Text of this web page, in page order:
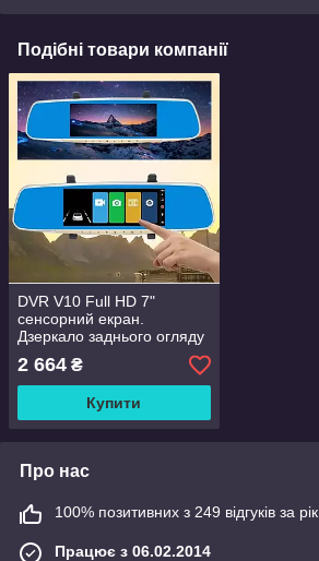
Подібні товари компанії
DVR V10 Full HD 7"
сенсорний екран.
Дзеркало заднього огляду
з відеореєстратором
2 664 ₴
Купити
Про нас
100% позитивних з 249 відгуків за рік
Працює з 06.02.2014